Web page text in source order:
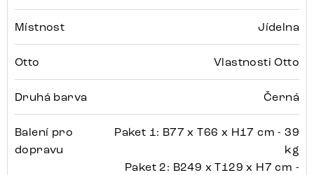
Místnost Jídelna
Otto Vlastnosti Otto
Druhá barva Černá
Balení pro
dopravu
Paket 1: B77 x T66 x H17 cm - 39
kg
Paket 2: B249 x T129 x H7 cm -